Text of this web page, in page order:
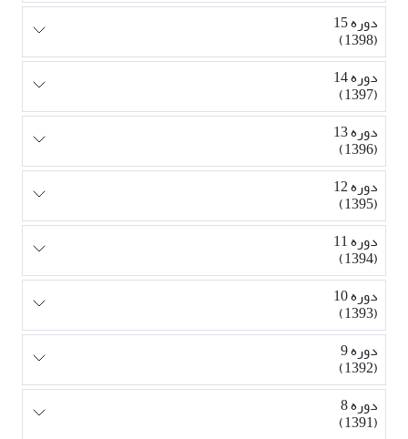
دوره 15
(1398)
دوره 14
(1397)
دوره 13
(1396)
دوره 12
(1395)
دوره 11
(1394)
دوره 10
(1393)
دوره 9
(1392)
دوره 8
(1391)